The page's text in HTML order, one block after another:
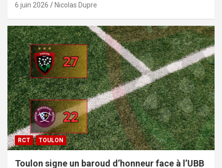
6 juin 2026 Nicolas Dupre
RCT TOULON
Toulon signe un baroud d’honneur face à l’UBB